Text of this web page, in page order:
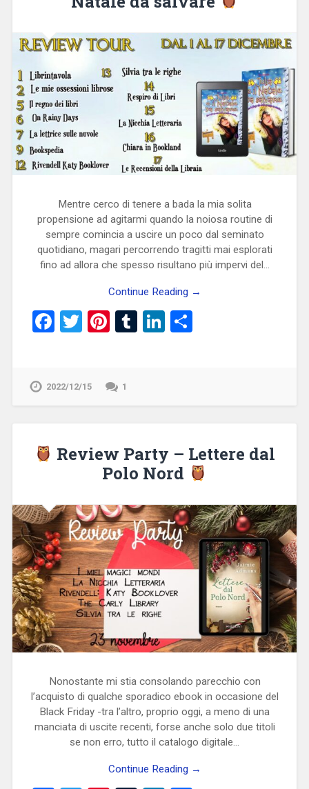
Mentre cerco di tenere a bada la mia solita
propensione ad agitarmi quando la noiosa routine di
sempre comincia a uscire un poco dal seminato
quotidiano, magari percorrendo tragitti mai esplorati
fino ad allora che spesso risultano più impervi del…
Continue Reading →
Facebook
Twitter
Pinterest
TumblrLinkedIn
Condividi
2022/12/15 1
Review Party – Lettere dal
Polo Nord
Nonostante mi stia consolando parecchio con
l’acquisto di qualche sporadico ebook in occasione del
Black Friday -tra l’altro, proprio oggi, a meno di una
manciata di uscite recenti, forse anche solo due titoli
se non erro, tutto il catalogo digitale…
Continue Reading →